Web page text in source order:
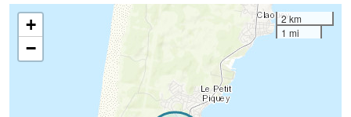
+
−
2 km
1 mi